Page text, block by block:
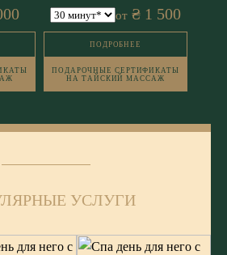
от ₴ 1 500
ПОДРОБНЕЕ
ПОДАРОЧНЫЕ СЕРТИФИКАТЫ
НА ТАЙСКИЙ МАССАЖ
УСЛУГИ